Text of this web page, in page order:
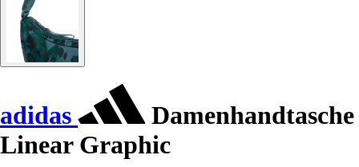
adidas
Damenhandtasche
Linear Graphic